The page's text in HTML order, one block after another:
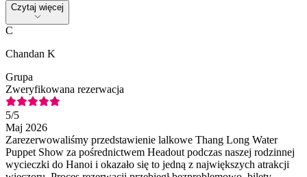
Czytaj więcej
C
Chandan K
Grupa
Zweryfikowana rezerwacja
5/5
Maj 2026
Zarezerwowaliśmy przedstawienie lalkowe Thang Long Water
Puppet Show za pośrednictwem Headout podczas naszej rodzinnej
wycieczki do Hanoi i okazało się to jedną z największych atrakcji